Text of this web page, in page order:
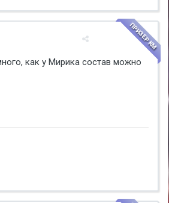
ПРИЗЕР КМ
как у Мирика состав можно